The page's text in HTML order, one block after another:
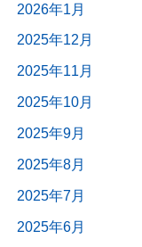
2026年1月
2025年12月
2025年11月
2025年10月
2025年9月
2025年8月
2025年7月
2025年6月